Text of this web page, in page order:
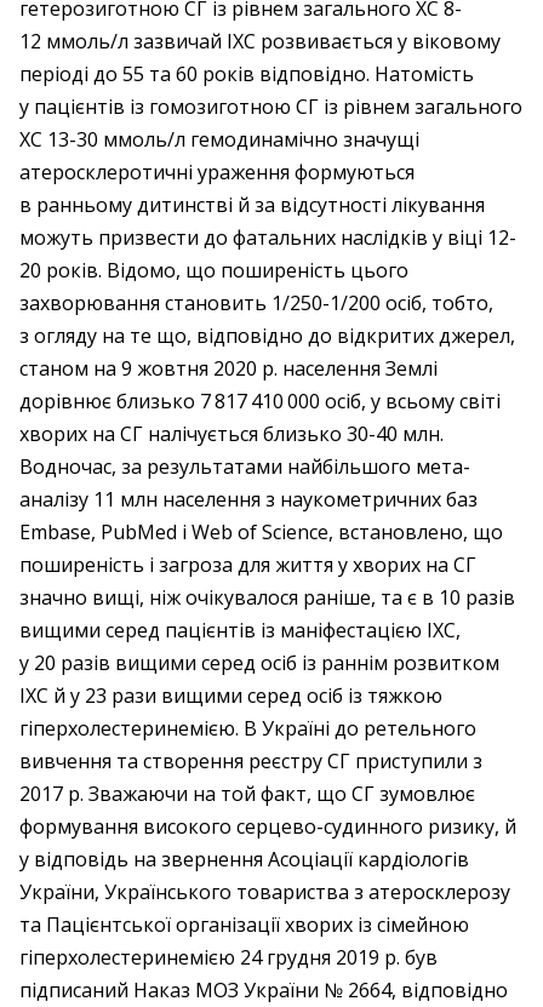
гетеро­зиготною СГ із рівнем загального ХС 8-
12 ммоль/л зазвичай ІХС розвивається у віковому
періоді до 55 та 60 років відповідно. Натомість
у пацієнтів із гомозиготною СГ із рівнем загального
ХС 13-30 ммоль/л гемодинамічно значущі
атеросклеротичні ураження формуються
в ранньому дитинстві й за відсутності лікування
можуть призвести до фатальних наслідків у віці 12-
20 років. Відомо, що поширеність цього
захворювання становить 1/250-1/200 осіб, тобто,
з огляду на те що, відповідно до відкритих джерел,
станом на 9 жовтня 2020 р. населення Землі
дорівнює близько 7 817 410 000 осіб, у всьому світі
хворих на СГ налічується близько 30-40 млн.
Водночас, за результатами найбільшого мета­
аналізу 11 млн населення з науко­метричних баз
Embase, PubMed і Web of Science, встановлено, що
поширеність і загроза для життя у ­хворих на СГ
значно вищі, ніж очікувалося раніше, та є в 10 разів
вищими серед пацієнтів із маніфестацією ІХС,
у 20 разів вищими серед осіб із раннім розвитком
ІХС й у 23 рази вищими серед осіб із тяжкою
гіперхолестеринемією. В Україні до ретельного
вивчення та створення реєстру СГ приступили з
2017 р. Зважаючи на той факт, що СГ зумовлює
формування високого серцево-­судинного ризику, й
у відповідь на звернення ­Асоціації кардіологів
України, Українського товариства з атеросклерозу
та Пацієнтської організації хворих із сімейною
гіперхолестеринемією 24 грудня 2019 р. був
підписаний Наказ МОЗ України № 2664, відповідно